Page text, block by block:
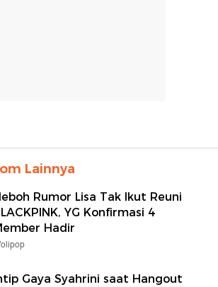
Lainnya
Rumor Lisa Tak Ikut Reuni
YG Konfirmasi 4
Hadir
Gaya Syahrini saat Hangout